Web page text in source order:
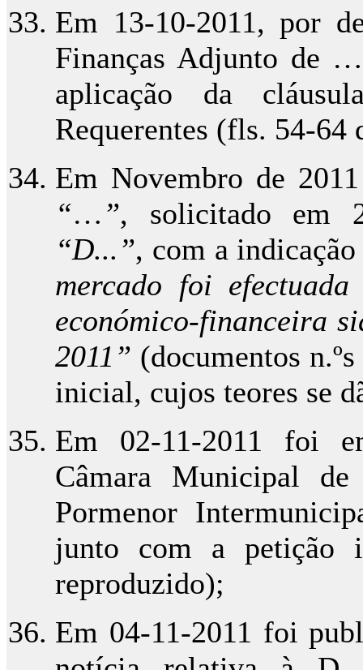
Em 13-10-2011, por
Finanças Adjunto de
aplicação da
Requerentes (fls. 54-64
Em Novembro de
“… ”, solicitado em
“D...”, com a
mercado foi
económico-financeira
2011” (documentos
inicial, cujos teores se
Em 02-11-2011 foi
Câmara Municipal
Pormenor
junto com a petição
reproduzido);
Em 04-11-2011 foi